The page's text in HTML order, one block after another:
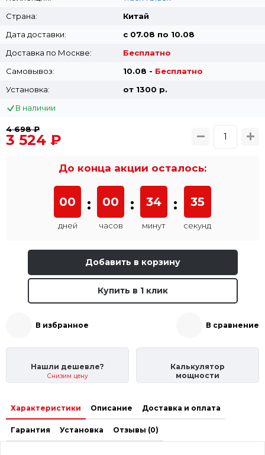
Страна:
Китай
Дата доставки:
с 07.08 по 10.08
Доставка по Москве:
Бесплатно
Самовывоз:
10.08 - Бесплатно
Установка:
от 1300 p.
В наличии
4 698 ₽
3 524 ₽
До конца акции осталось:
00
дней
: 00
часов
: 34
минут
: 35
секунд
Добавить в корзину
Купить в 1 клик
В избранное В сравнение
Нашли дешевле?
Снизим цену
Калькулятор
мощности
Характеристики Описание Доставка и оплата
Гарантия Установка Отзывы (0)